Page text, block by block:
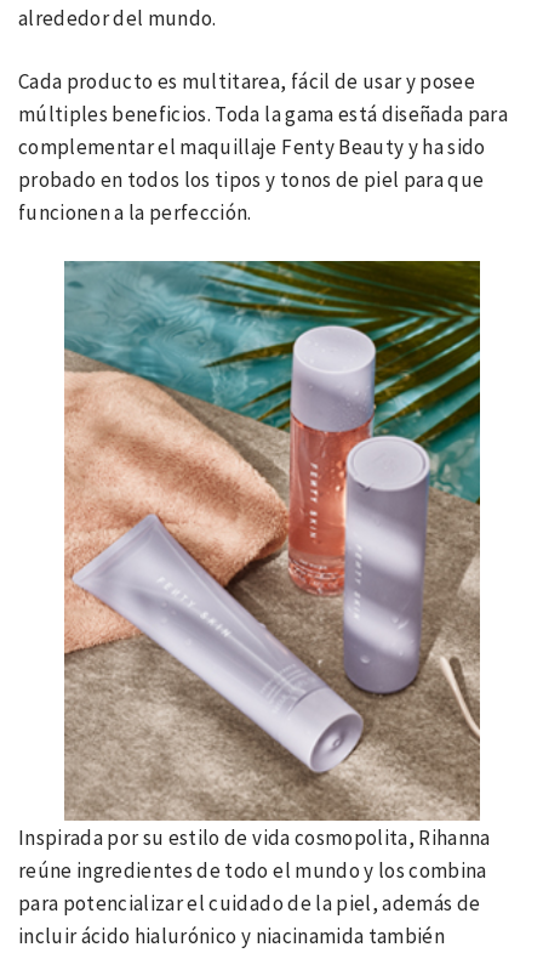
alrededor del mundo.
Cada producto es multitarea, fácil de usar y posee
múltiples beneficios. Toda la gama está diseñada para
complementar el maquillaje Fenty Beauty y ha sido
probado en todos los tipos y tonos de piel para que
funcionen a la perfección.
Inspirada por su estilo de vida cosmopolita, Rihanna
reúne ingredientes de todo el mundo y los combina
para potencializar el cuidado de la piel, además de
incluir ácido hialurónico y niacinamida también